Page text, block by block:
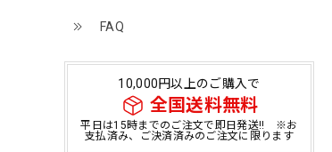
FAQ
10,000円以上のご購入で
全国送料無料
平日は15時までのご注文で即日発送!! ※お
支払済み、ご決済済みのご注文に限ります